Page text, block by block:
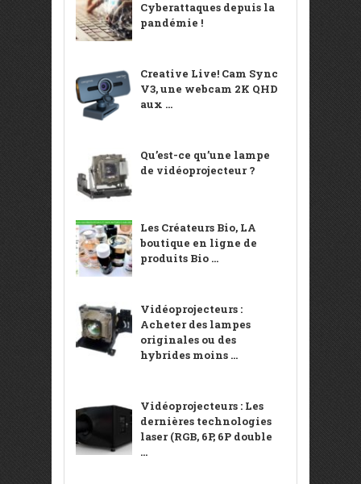
Cyberattaques depuis la
pandémie !
Creative Live! Cam Sync
V3, une webcam 2K QHD
aux ...
Qu’est-ce qu’une lampe
de vidéoprojecteur ?
Les Créateurs Bio, LA
boutique en ligne de
produits Bio ...
Vidéoprojecteurs :
Acheter des lampes
originales ou des
hybrides moins ...
Vidéoprojecteurs : Les
dernières technologies
laser (RGB, 6P, 6P double
...